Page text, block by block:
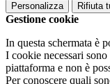
Personalizza Rifiuta
Gestione cookie
In questa schermata è
I cookie necessari
piattaforma e non è
Per conoscere quali